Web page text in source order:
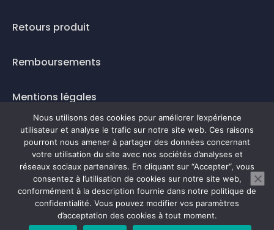
Retours produit
Remboursements
Mentions légales
Questions fréquentes
Mode de paiement
0
Nous utilisons des cookies pour améliorer l’expérience
utilisateur et analyse le trafic sur notre site web. Ces raisons
pourront nous amener à partager des données concernant
votre utilisation du site avec nos sociétés d’analyses et
réseaux sociaux partenaires. En cliquant sur “Accepter“, vous
consentez à l’utilisation de cookies sur notre site web,
conformément à la description fournie dans notre politique de
confidentialité. Vous pouvez modifier vos paramètres
d’acceptation des cookies à tout moment.